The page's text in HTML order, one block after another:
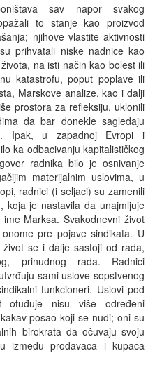
sav napor svakog
to stanje kao proizvod
njihove vlastite aktivnosti
prihvatali niske nadnice kao
na isti način kao bolest ili
katastrofu, poput poplave ili
Marskove analize, kao i dalji
prostora za refleksiju, uklonili
da bar donekle sagledaju
Ipak, u zapadnoj Evropi i
ka odbacivanju kapitalističkog
radnika bilo je osnivanje
materijalnim uslovima, u
radnici (i seljaci) su zamenili
koja je nastavila da unajmljuje
Marksa. Svakodnevni život
pre pojave sindikata. U
se i dalje sastoji od rada,
prinudnog rada. Radnici
sami uslove sopstvenog
funkcioneri. Uslovi pod
otuđuje nisu više određeni
posao koji se nudi; oni su
birokrata da očuvaju svoju
između prodavaca i kupaca